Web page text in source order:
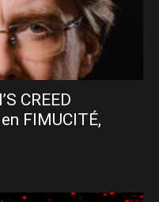
CREED
FIMUCITÉ,